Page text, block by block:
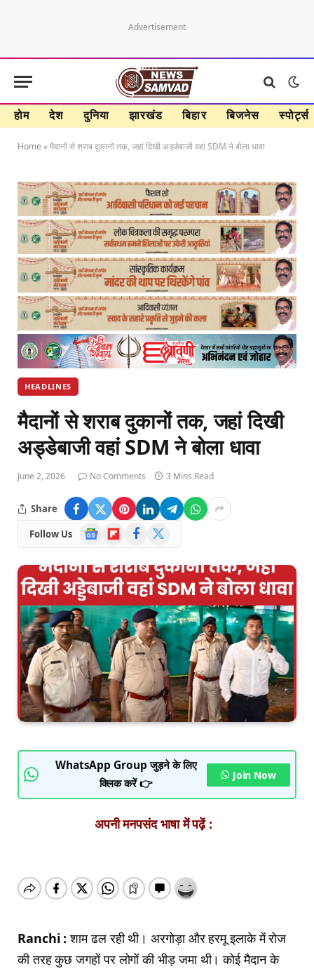
Advertisement
होम देश दुनिया झारखंड बिहार बिजनेस स्पोर्ट्स
Home »मैदानों से शराब दुकानों तक, जहां दिखी अड्डेबाजी वहां SDM ने बोला धावा
HEADLINES
मैदानों से शराब दुकानों तक, जहां दिखी
अड्डेबाजी वहां SDM ने बोला धावा
June 2, 2026 No Comments 3 Mins Read
Share
Follow Us
Google
News
FlipboardFacebook
WhatsApp Group जुड़ने के लिए
क्लिक करें 👉
Join Now
अपनी मनपसंद भाषा में पढ़ें :
Ranchi : शाम ढल रही थी। अरगोड़ा और हरमू इलाके में रोज
की तरह कुछ जगहों पर लोगों की भीड़ जमा थी। कोई मैदान के